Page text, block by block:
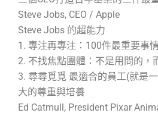
Steve Jobs, CEO / Apple
Steve Jobs 的超能力
1. 專注再專注：100件最重要事
2. 不找焦點團體：不是用問的，
3. 尋尋覓覓 最適合的員工(就是
大的尊重與培養
Ed Catmull, President Pixar